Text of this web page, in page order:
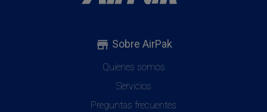
store Sobre AirPak
Quienes somos
Servicios
Preguntas frecuentes